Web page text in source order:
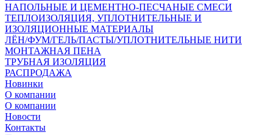
НАПОЛЬНЫЕ И ЦЕМЕНТНО-ПЕСЧАНЫЕ СМЕСИ
ТЕПЛОИЗОЛЯЦИЯ, УПЛОТНИТЕЛЬНЫЕ И
ИЗОЛЯЦИОННЫЕ МАТЕРИАЛЫ
ЛЁН/ФУМ/ГЕЛЬ/ПАСТЫ/УПЛОТНИТЕЛЬНЫЕ НИТИ
МОНТАЖНАЯ ПЕНА
ТРУБНАЯ ИЗОЛЯЦИЯ
РАСПРОДАЖА
Новинки
О компании
О компании
Новости
Контакты